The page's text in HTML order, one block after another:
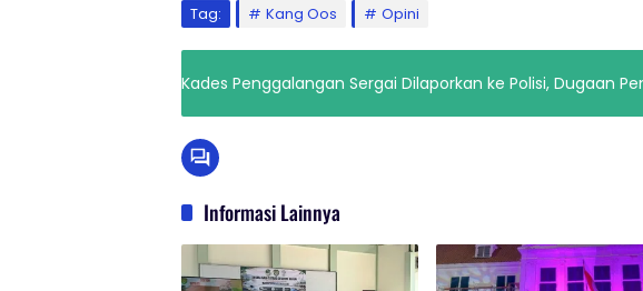
Tag: Kang Oos Opini
Kades Penggalangan Sergai Dilaporkan ke Polisi, Dugaan
Informasi Lainnya